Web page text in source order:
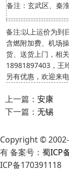
备注：玄武区、秦
备注:以上运价为到
含燃附加费、机场
货、送货上门，相
18981897403，王
另有优惠，欢迎来
上一篇： 安康
下一篇： 无锡
Copyright ©
有 备案号： 蜀ICP
ICP备170391118